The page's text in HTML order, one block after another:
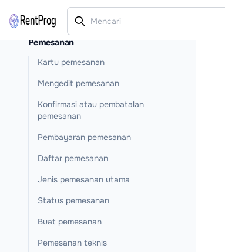
Pemesanan
Kartu pemesanan
Mengedit pemesanan
Konfirmasi atau pembatalan
pemesanan
Pembayaran pemesanan
Daftar pemesanan
Jenis pemesanan utama
Status pemesanan
Buat pemesanan
Pemesanan teknis